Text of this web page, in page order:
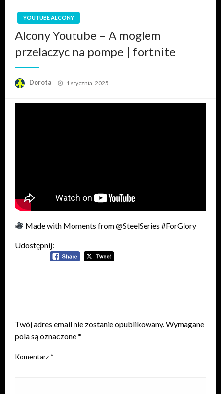
YOUTUBE ALCONY
Alcony Youtube – A moglem
przelaczyc na pompe | fortnite
Dorota
Opublikowane
1 stycznia, 2025
Made with Moments from @SteelSeries #ForGlory
Udostępnij:
Twój adres email nie zostanie opublikowany.Wymagane
pola są oznaczone*
Komentarz *